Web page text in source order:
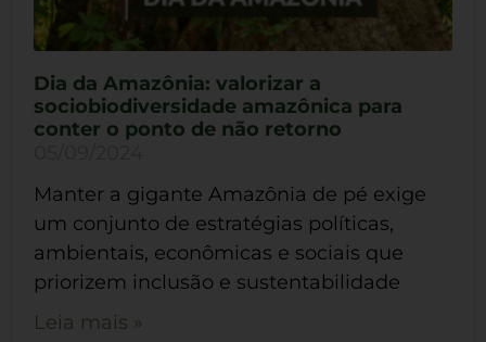
Dia da Amazônia: valorizar a
sociobiodiversidade amazônica para
conter o ponto de não retorno
Manter a gigante Amazônia de pé exige
um conjunto de estratégias políticas,
ambientais, econômicas e sociais que
priorizem inclusão e sustentabilidade
Leia mais »